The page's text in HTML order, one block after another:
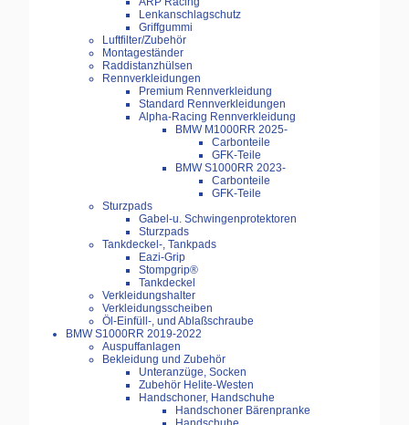
Lenkanschlagschutz
Griffgummi
Luftfilter/Zubehör
Montageständer
Raddistanzhülsen
Rennverkleidungen
Premium Rennverkleidung
Standard Rennverkleidungen
Alpha-Racing Rennverkleidung
BMW M1000RR 2025-
Carbonteile
GFK-Teile
BMW S1000RR 2023-
Carbonteile
GFK-Teile
Sturzpads
Gabel-u. Schwingenprotektoren
Sturzpads
Tankdeckel-, Tankpads
Eazi-Grip
Stompgrip®
Tankdeckel
Verkleidungshalter
Verkleidungsscheiben
Öl-Einfüll-, und Ablaßschraube
BMW S1000RR 2019-2022
Auspuffanlagen
Bekleidung und Zubehör
Unteranzüge, Socken
Zubehör Helite-Westen
Handschoner, Handschuhe
Handschoner Bärenpranke